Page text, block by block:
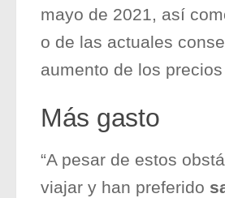
mayo de 2021, así
o de las actuales
aumento de los
Más gasto
“A pesar de estos
viajar y han preferido